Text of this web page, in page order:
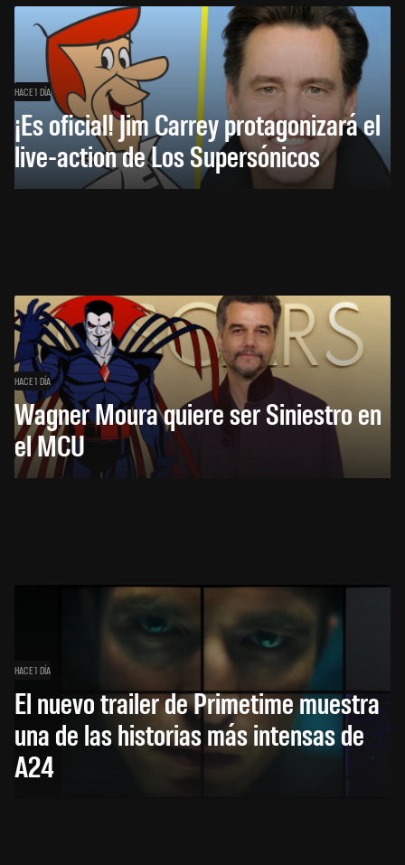
HACE 1 DÍA
¡Es oficial! Jim Carrey protagonizará el
live-action de Los Supersónicos
HACE 1 DÍA
Wagner Moura quiere ser Siniestro en
el MCU
HACE 1 DÍA
El nuevo trailer de Primetime muestra
una de las historias más intensas de
A24